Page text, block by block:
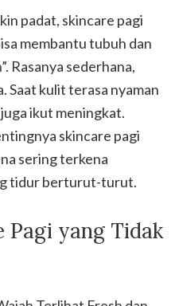
padat, skincare pagi
membantu tubuh dan
Rasanya sederhana,
Saat kulit terasa nyaman
ikut meningkat.
skincare pagi
sering terkena
tidur berturut-turut.
Pagi yang Tidak